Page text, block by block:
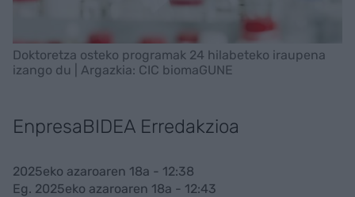
Doktoretza osteko programak 24 hilabeteko iraupena
izango du | Argazkia: CIC biomaGUNE
EnpresaBIDEA Erredakzioa
2025eko azaroaren 18a - 12:38
Eg. 2025eko azaroaren 18a - 12:43